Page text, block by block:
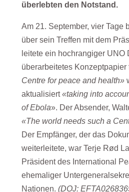
überlebten den Notstand.
Am 21. September, vier Tage
über sein Treffen mit dem
leitete ein hochrangiger UNO
überarbeitetes Konzeptpapier
Centre for peace and health»
aktualisiert«taking into
of Ebola». Der Absender,
«The world needs such a
Der Empfänger, der das
weiterleitete, war Terje Rød
Präsident des International
ehemaliger
Nationen. (DOJ: